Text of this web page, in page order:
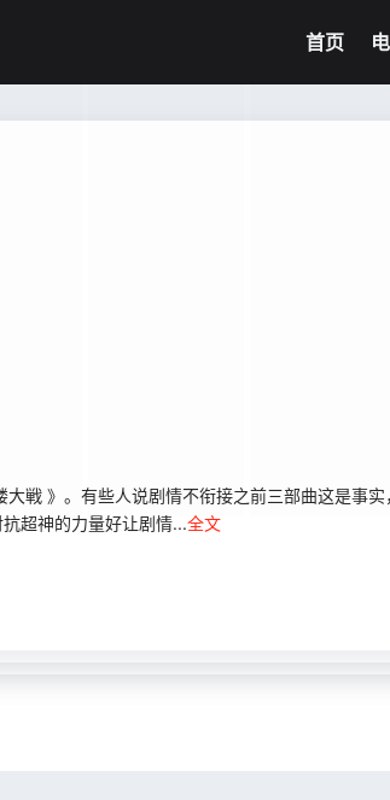
首页
》。有些人说剧情不衔接之前三部曲这是事实
超神的力量好让剧情...全文